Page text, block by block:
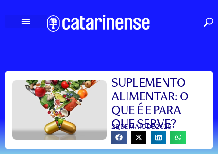
SUPLEMENTO
ALIMENTAR: O
QUE É E PARA
QUE SERVE?
28 DE MAIO DE 2025